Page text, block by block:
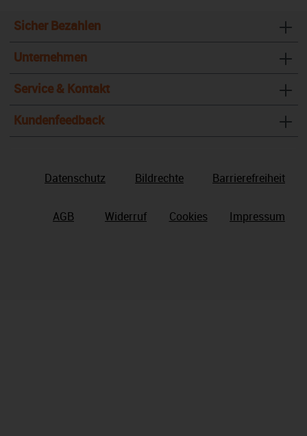
Sicher Bezahlen
Unternehmen
Service & Kontakt
Kundenfeedback
Datenschutz Bildrechte Barrierefreiheit
AGB Widerruf Cookies Impressum